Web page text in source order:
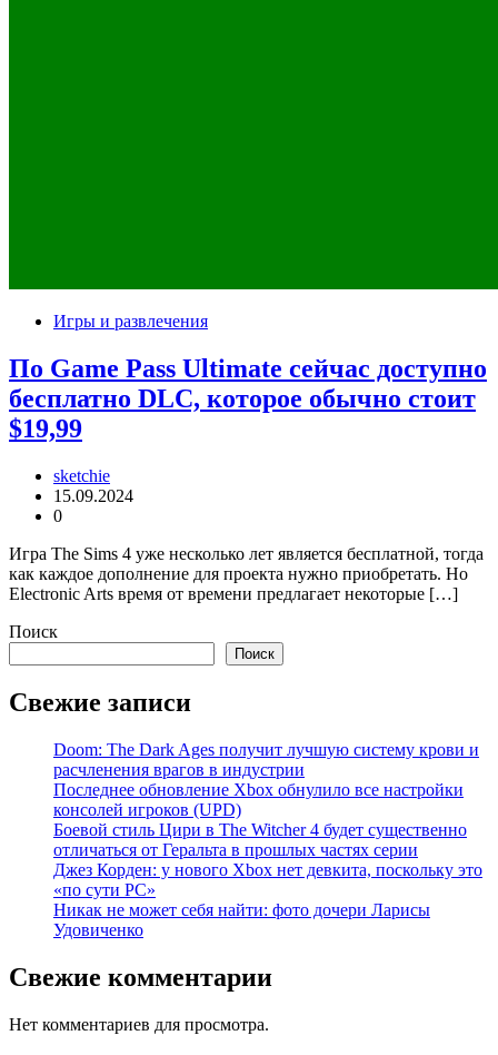
Игры и развлечения
По Game Pass Ultimate сейчас доступно
бесплатно DLC, которое обычно стоит
$19,99
sketchie
15.09.2024
0
Игра The Sims 4 уже несколько лет является бесплатной, тогда
как каждое дополнение для проекта нужно приобретать. Но
Electronic Arts время от времени предлагает некоторые […]
Поиск
Поиск
Свежие записи
Doom: The Dark Ages получит лучшую систему крови и
расчленения врагов в индустрии
Последнее обновление Xbox обнулило все настройки
консолей игроков (UPD)
Боевой стиль Цири в The Witcher 4 будет существенно
отличаться от Геральта в прошлых частях серии
Джез Корден: у нового Xbox нет девкита, поскольку это
«по сути PC»
Никак не может себя найти: фото дочери Ларисы
Удовиченко
Свежие комментарии
Нет комментариев для просмотра.